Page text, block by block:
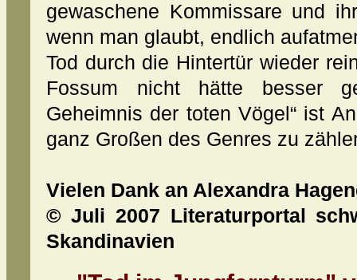
gewaschene Kommissare und
wenn man glaubt, endlich
Tod durch die Hintertür wieder
Fossum nicht hätte besser
Geheimnis der toten Vögel“ ist
ganz Großen des Genres zu
Vielen Dank an Alexandra
© Juli 2007 Literaturportal
Skandinavien